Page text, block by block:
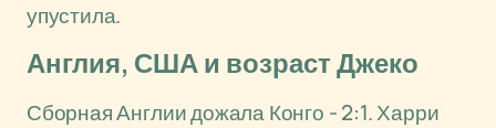
упустила.
Англия, США и возраст Джеко
Сборная Англии дожала Конго - 2:1. Харри